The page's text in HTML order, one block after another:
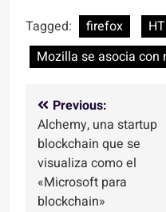
Tagged:
firefox
Mozilla se asocia con
Navegación
de
entradas
Previous:
Alchemy, una startup
blockchain que se
visualiza como el
«Microsoft para
blockchain»